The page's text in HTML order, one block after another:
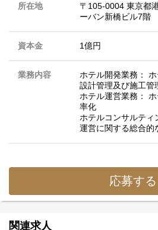
所在地
〒105-0004 東京都
ーバン新橋ビル7階
資本金 1億円
業務内容
ホテル開発業務：
設計管理及び施工管
ホテル運営業務：
率化
ホテルコンサルティ
運営に関する総合的
応募する
関連求人